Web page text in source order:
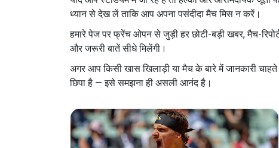
ध्यान से देख लें ताकि आप अपना पसंदीदा मैच मिस न करें।
हमारे पेज पर फ्रेंच ओपन से जुड़ी हर छोटी-बड़ी खबर, मैच-
और जरूरी बातें सीधे मिलेंगी।
अगर आप किसी खास खिलाड़ी या मैच के बारे में जानकारी
छिपा है — इसे समझना ही असली आनंद है।